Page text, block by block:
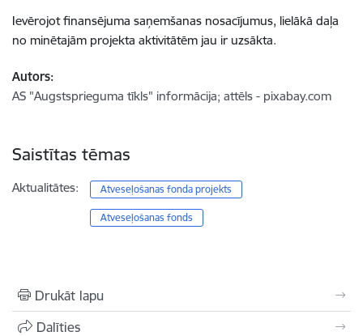
Ievērojot finansējuma saņemšanas nosacījumus, lielākā daļa
no minētajām projekta aktivitātēm jau ir uzsākta.
Autors:
AS "Augstsprieguma tīkls" informācija; attēls - pixabay.com
Saistītas tēmas
Aktualitātes: Atveseļošanas fonda projekts
Atveseļošanas fonds
Drukāt lapu
Dalīties